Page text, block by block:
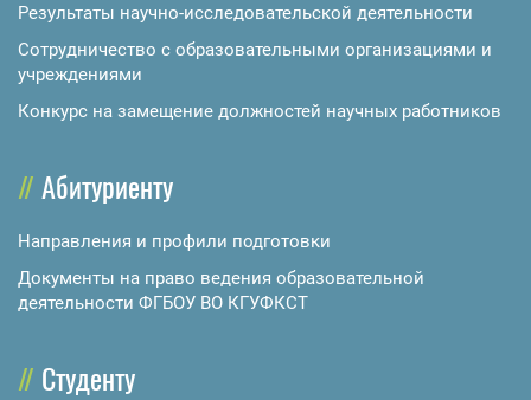
Результаты научно-исследовательской деятельности
Сотрудничество с образовательными организациями и
учреждениями
Конкурс на замещение должностей научных работников
Абитуриенту
Направления и профили подготовки
Документы на право ведения образовательной
деятельности ФГБОУ ВО КГУФКСТ
Студенту